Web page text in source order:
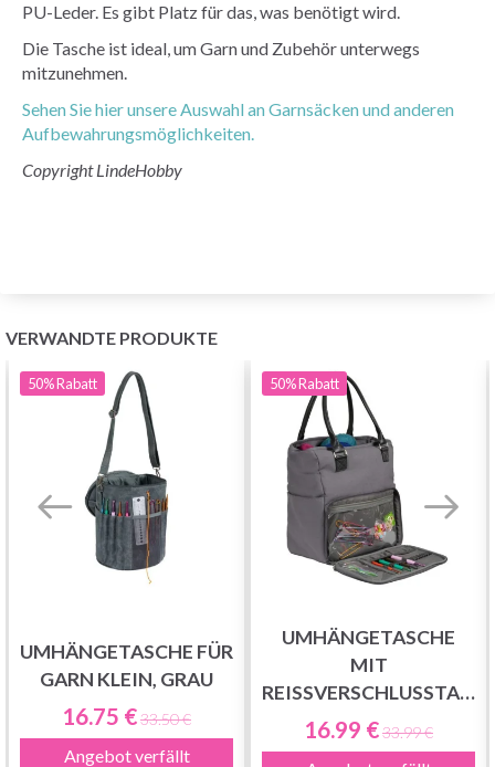
PU-Leder. Es gibt Platz für das, was benötigt wird.
Die Tasche ist ideal, um Garn und Zubehör unterwegs
mitzunehmen.
Sehen Sie hier unsere Auswahl an Garnsäcken und anderen
Aufbewahrungsmöglichkeiten.
Copyright LindeHobby
VERWANDTE PRODUKTE
50%Rabatt
UMHÄNGETASCHE FÜR
GARN KLEIN, GRAU
16.75 €33.50 €
Angebot verfällt
50%Rabatt
UMHÄNGETASCHE
MIT
DUNKELGRAU
16.99 €33.99 €